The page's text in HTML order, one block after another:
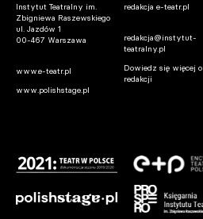
Instytut Teatralny im.
Zbigniewa Raszewskiego
ul. Jazdów 1
00-467 Warszawa
www.e-teatr.pl
www.polishstage.pl
redakcja e-teatr.pl
redakcja@instytut-
teatralny.pl
Dowiedz się więcej o
redakcji